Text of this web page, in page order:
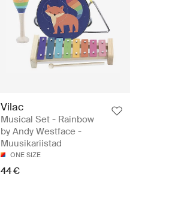
Vilac
Musical Set - Rainbow
by Andy Westface -
Muusikariistad
ONE SIZE
44 €